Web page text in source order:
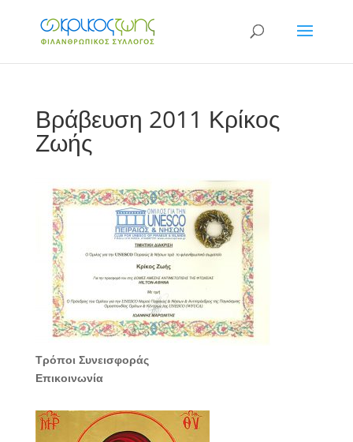
Βράβευση 2011 Κρίκος
Ζωής
Τρόποι Συνεισφοράς
Επικοινωνία